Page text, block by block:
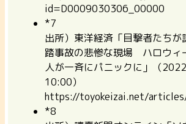
id=D0009030306_00000
*7
出所）東洋経済「目撃者たちが
踏事故の悲惨な現場 ハロウィ
人が一斉にパニックに」（
10:00）
https://toyokeizai.net/
*8